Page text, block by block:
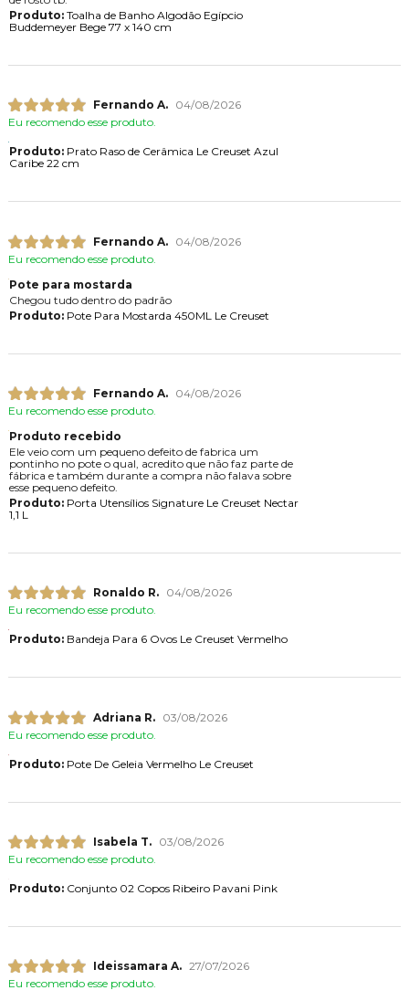
Produto:Toalha de Banho Algodão Egípcio
Buddemeyer Bege 77 x 140 cm
Fernando A.
04/08/2026
Eu recomendo esse produto.
Produto:Prato Raso de Cerâmica Le Creuset Azul
Caribe 22 cm
Fernando A.
04/08/2026
Eu recomendo esse produto.
Pote para mostarda
Chegou tudo dentro do padrão
Produto:Pote Para Mostarda 450ML Le Creuset
Fernando A.
04/08/2026
Eu recomendo esse produto.
Produto recebido
Ele veio com um pequeno defeito de fabrica um
pontinho no pote o qual, acredito que não faz parte de
fábrica e também durante a compra não falava sobre
esse pequeno defeito.
Produto:Porta Utensílios Signature Le Creuset Nectar
1,1 L
Ronaldo R.
04/08/2026
Eu recomendo esse produto.
Produto:Bandeja Para 6 Ovos Le Creuset Vermelho
Adriana R.
03/08/2026
Eu recomendo esse produto.
Produto:Pote De Geleia Vermelho Le Creuset
Isabela T.
03/08/2026
Eu recomendo esse produto.
Produto:Conjunto 02 Copos Ribeiro Pavani Pink
Ideissamara A. 27/07/2026
Eu recomendo esse produto.